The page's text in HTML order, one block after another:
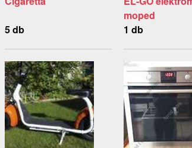
5 db
moped
1 db